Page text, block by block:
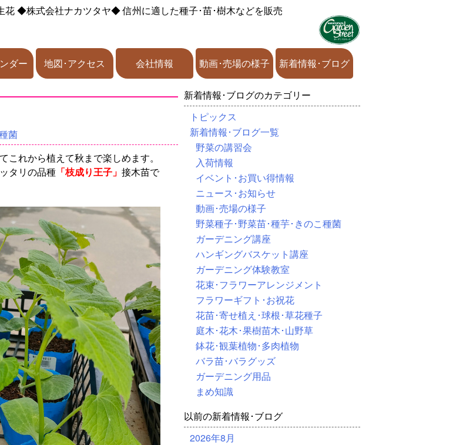
花◆株式会社ナカツタヤ◆信州に適した種子･苗･樹木などを販売
ダー 地図･アクセス 会社情報 動画･売場の様子 新着情報･ブログ
菌
れから植えて秋まで楽しめます。
タリの品種 「枝成り王子」 接木苗で
新着情報･ブログのカテゴリー
トピックス
新着情報･ブログ一覧
野菜の講習会
入荷情報
イベント･お買い得情報
ニュース･お知らせ
動画･売場の様子
野菜種子･野菜苗･種芋･きのこ種菌
ガーデニング講座
ハンギングバスケット講座
ガーデニング体験教室
花束･フラワーアレンジメント
フラワーギフト･お祝花
花苗･寄せ植え･球根･草花種子
庭木･花木･果樹苗木･山野草
鉢花･観葉植物･多肉植物
バラ苗･バラグッズ
ガーデニング用品
まめ知識
以前の新着情報･ブログ
2026年8月